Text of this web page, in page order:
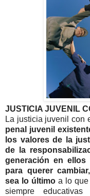
JUSTICIA JUVENIL
La justicia juvenil con
penal juvenil
los valores de la
de la
generación en
para querer
sea lo último a lo que
siempre